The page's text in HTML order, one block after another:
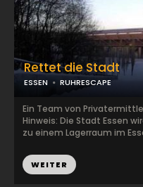
Rettet die Stadt
ESSEN RUHRESCAPE
Ein Team von
Hinweis: Die Stadt Essen
zu einem Lagerraum im
WEITER